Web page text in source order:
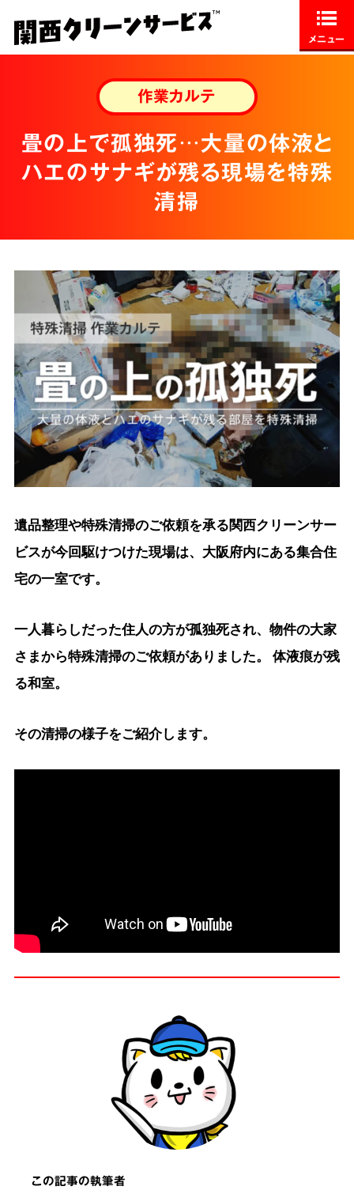
メニュー
畳の上で孤独死…大量の体液と
ハエのサナギが残る現場を特殊
清掃
作業カルテ
遺品整理や特殊清掃のご依頼を承る関西クリーンサー
ビスが今回駆けつけた現場は、大阪府内にある集合住
宅の一室です。
一人暮らしだった住人の方が孤独死され、物件の大家
さまから特殊清掃のご依頼がありました。 体液痕が残
る和室。
その清掃の様子をご紹介します。
この記事の執筆者